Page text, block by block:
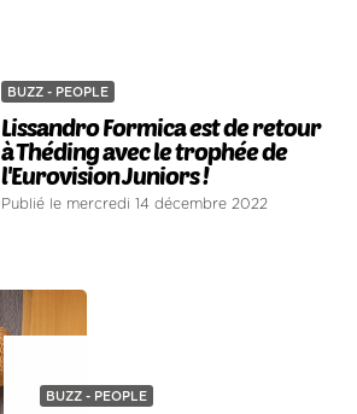
BUZZ - PEOPLE
Lissandro Formica est de retour
à Théding avec le trophée de
l'Eurovision Juniors !
Publié le mercredi 14 décembre 2022
BUZZ - PEOPLE